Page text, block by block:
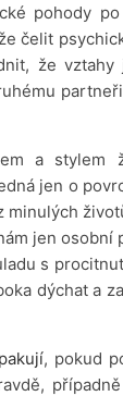
pohody
čelit
že
a stylem
jen o
jen
s
dýchat a
, pokud